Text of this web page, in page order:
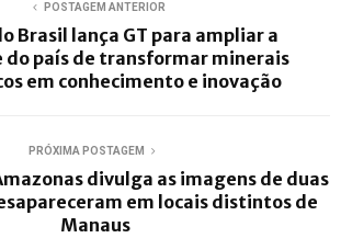
POSTAGEM ANTERIOR
Brasil lança GT para ampliar a
do país de transformar minerais
em conhecimento e inovação
PRÓXIMA POSTAGEM
divulga as imagens de duas
em locais distintos de
Manaus